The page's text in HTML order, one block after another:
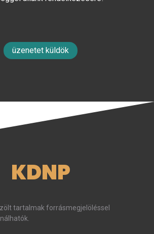
üzenetet küldök
KDNP
tartalmak forrásmegjelöléssel